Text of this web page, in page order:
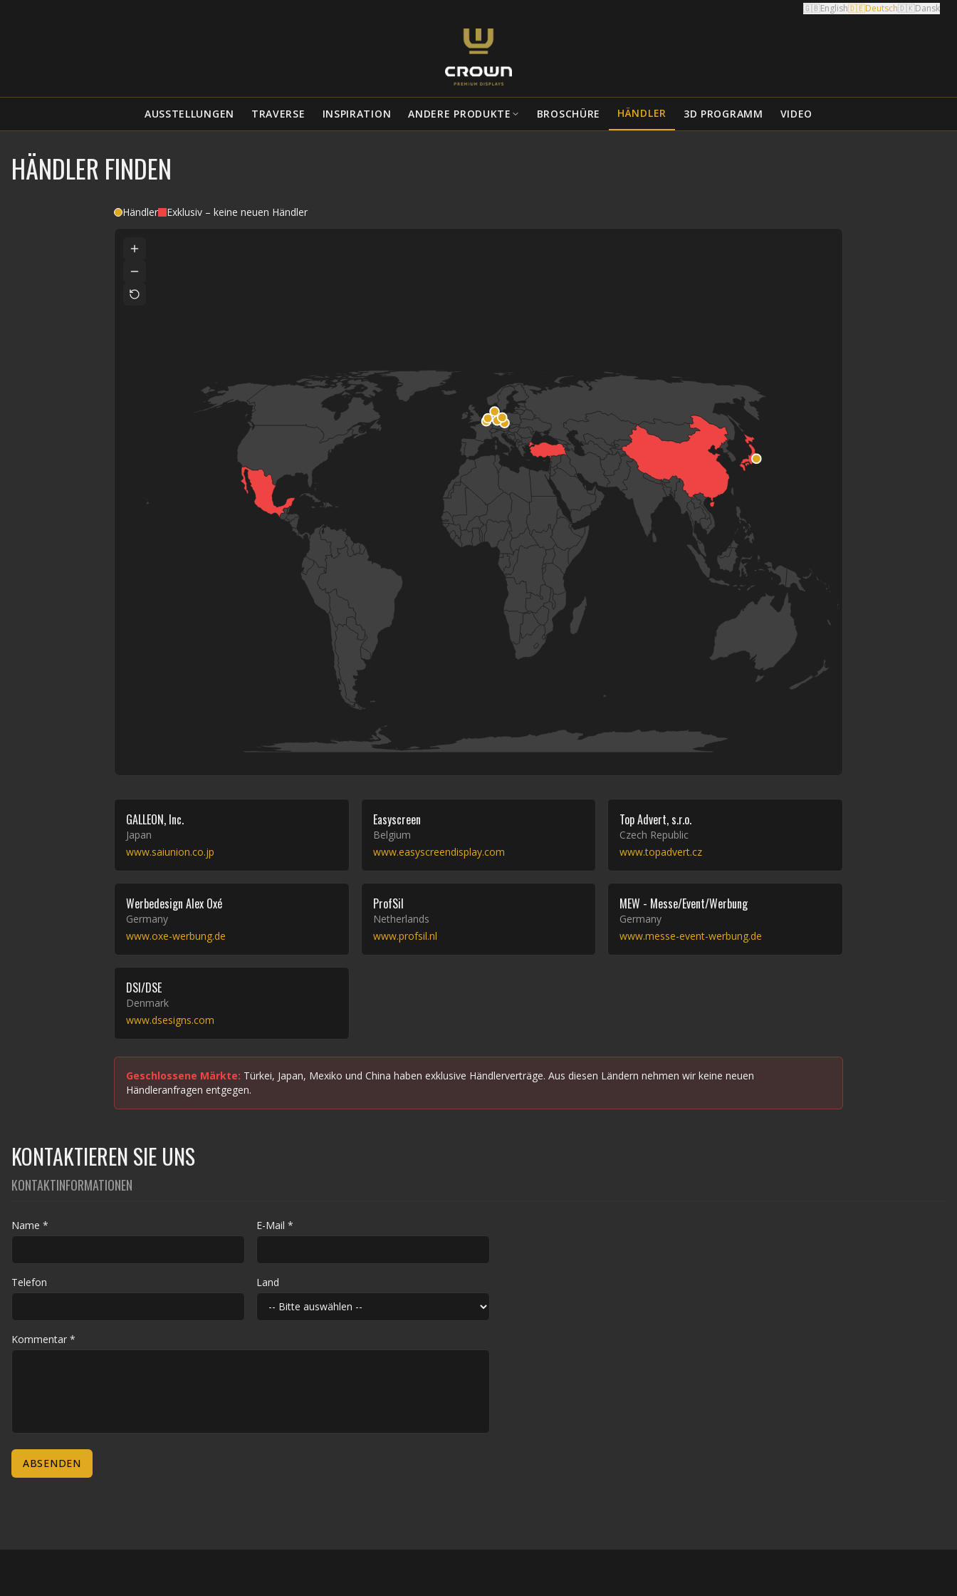
🇬🇧English🇩🇪Deutsch🇩🇰Dansk
AUSSTELLUNGEN TRAVERSE INSPIRATION ANDERE PRODUKTE BROSCHÜRE HÄNDLER 3D PROGRAMM VIDEO
HÄNDLER FINDEN
Händler Exklusiv – keine neuen Händler
GALLEON, Inc.
Japan
www.saiunion.co.jp
Easyscreen
Belgium
www.easyscreendisplay.com
Top Advert, s.r.o.
Czech Republic
www.topadvert.cz
Werbedesign Alex Oxé
Germany
www.oxe-werbung.de
ProfSil
Netherlands
www.profsil.nl
MEW - Messe/Event/Werbung
Germany
www.messe-event-werbung.de
DSI/DSE
Denmark
www.dsesigns.com
Geschlossene Märkte: Türkei, Japan, Mexiko und China haben exklusive Händlerverträge. Aus diesen Ländern nehmen wir keine neuen
Händleranfragen entgegen.
KONTAKTIEREN SIE UNS
KONTAKTINFORMATIONEN
Name * E-Mail *
Telefon Land
Kommentar *
ABSENDEN